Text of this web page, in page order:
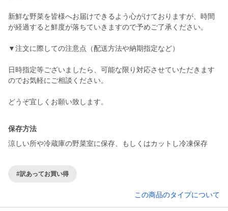
新鮮な野菜を皆様へお届けできるよう心がけておりますが、時間
が経過すると鮮度が落ちていきますので予めご了承ください。
▼注文に際しての注意点（配送方法や納期指定など）
日時指定等ございましたら、可能な限り対応させていただきます
のでお気軽にご相談ください。
保存方法
涼しい所や冷蔵庫の野菜室に保存、もしくはカットし冷凍保存
#訳あってお買い得
この商品のタイプについて